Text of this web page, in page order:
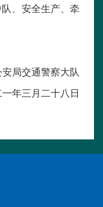
、安全生产、牵
局交通警察大队
年三月二十八日